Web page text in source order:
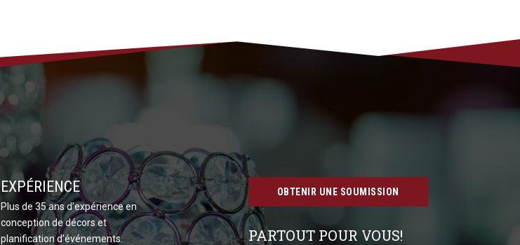
EXPÉRIENCE
Plus de 35 ans d’expérience en
conception de décors et
planification d’événements.
OBTENIR UNE SOUMISSION
PARTOUT POUR VOUS!